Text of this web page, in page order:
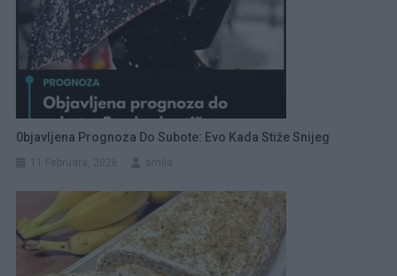
0bjavljena Prognoza Do Subote: Evo Kada Stiže Snijeg